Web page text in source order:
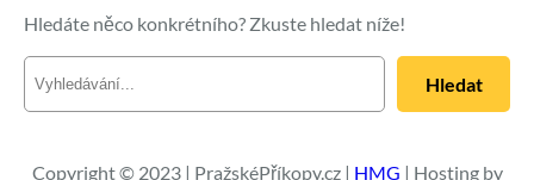
Hledáte něco konkrétního? Zkuste hledat níže!
e
a
Hledat
Copyright © 2023 | PražskéPříkopy.cz | HMG | Hosting by